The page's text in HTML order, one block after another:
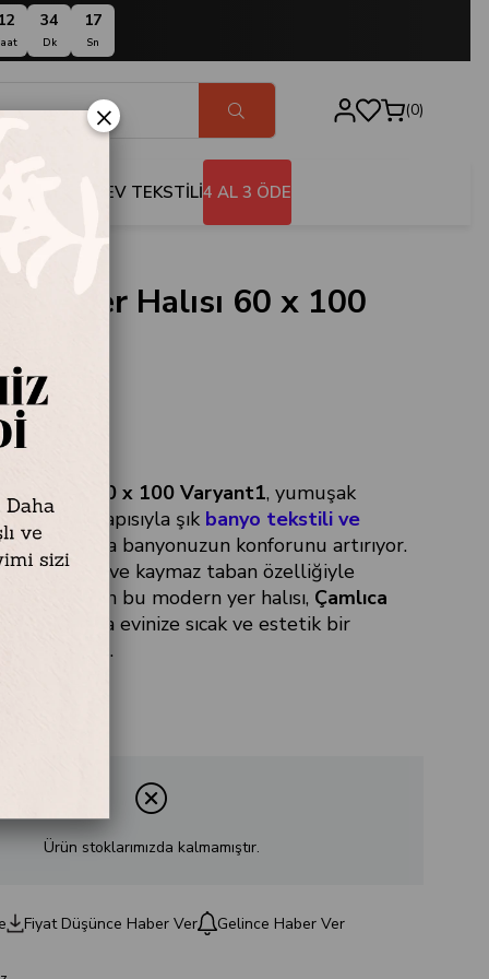
12 34
Dk
16
Sn
0
EV TEKSTİLİ4 AL 3 ÖDE
Yer Halısı 60 x 100
Halısı 60 x 100 Varyant1, yumuşak
emici yapısıyla şık banyo tekstili ve
arasında banyonuzun konforunu artırıyor.
üretilen ve kaymaz taban özelliğiyle
sunan bu modern yer halısı, Çamlıca
fiyatlarıyla evinize sıcak ve estetik bir
bekliyor.
Ürün stoklarımızda kalmamıştır.
Fiyat Düşünce Haber Ver Gelince Haber Ver
×